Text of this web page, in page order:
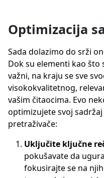
Optimizacija
Sada dolazimo do srži
Dok su elementi kao što
važni, na kraju se sve
visokokvalitetnog,
vašim čitaocima. Evo
optimizujete svoj
pretraživače:
Uključite ključne
pokušavate da
fokusirajte se na